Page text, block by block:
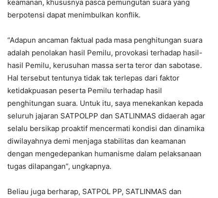
keamanan, khususnya pasca pemungutan suara yang
berpotensi dapat menimbulkan konflik.
“Adapun ancaman faktual pada masa penghitungan suara
adalah penolakan hasil Pemilu, provokasi terhadap hasil-
hasil Pemilu, kerusuhan massa serta teror dan sabotase.
Hal tersebut tentunya tidak tak terlepas dari faktor
ketidakpuasan peserta Pemilu terhadap hasil
penghitungan suara. Untuk itu, saya menekankan kepada
seluruh jajaran SATPOLPP dan SATLINMAS didaerah agar
selalu bersikap proaktif mencermati kondisi dan dinamika
diwilayahnya demi menjaga stabilitas dan keamanan
dengan mengedepankan humanisme dalam pelaksanaan
tugas dilapangan”, ungkapnya.
Beliau juga berharap, SATPOL PP, SATLINMAS dan